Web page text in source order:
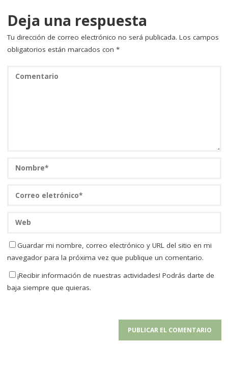
Deja una respuesta
Tu dirección de correo electrónico no será publicada. Los campos
obligatorios están marcados con *
Guardar mi nombre, correo electrónico y URL del sitio en mi
navegador para la próxima vez que publique un comentario.
¡Recibir información de nuestras actividades! Podrás darte de
baja siempre que quieras.